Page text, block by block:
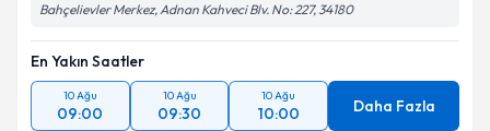
Bahçelievler Merkez, Adnan Kahveci Blv. No: 227, 34180
En Yakın Saatler
10 Ağu
09:00
10 Ağu
09:30
10 Ağu
10:00 Daha Fazla